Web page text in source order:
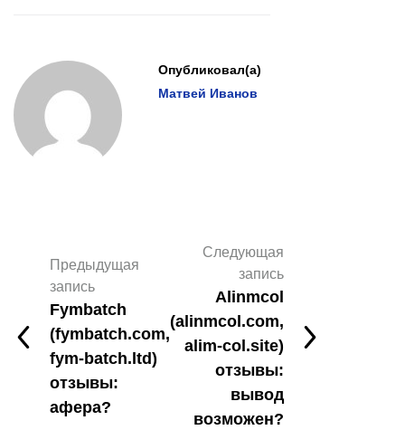
Опубликовал(а)
Матвей Иванов
Предыдущая
запись
Fymbatch
(fymbatch.com,
fym-batch.ltd)
отзывы:
афера?
Следующая
запись
Alinmcol
(alinmcol.com,
alim-col.site)
отзывы:
вывод
возможен?